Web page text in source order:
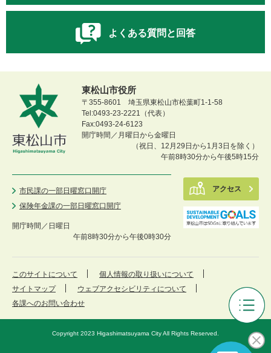
東
市
よくある質問と回答
東松山市役所
〒355-8601 埼玉県東松山市松葉町1-1-58
Tel:0493-23-2221（代表）
Fax:0493-24-6123
開庁時間／月曜日から金曜日
（祝日、12月29日から1月3日を除く）
午前8時30分から午後5時15分
市民課の一部日曜窓口開庁
保険年金課の一部日曜窓口開庁
開庁時間／ 日曜日
午前8時30分から午後0時30分
アクセス
このサイトについて
個人情報の取り扱いについて
サイトマップ
ウェブアクセシビリティについて
各課へのお問い合わせ
Copyright 2023 Higashimatsuyama City All Rights Reserved.